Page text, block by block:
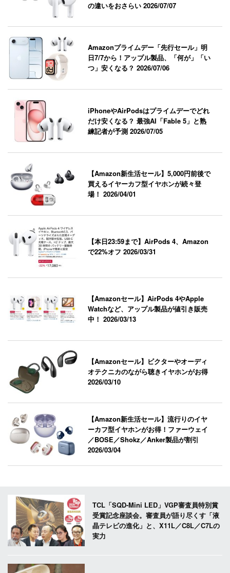
の違いをおさらい2026/07/07
Amazonプライムデー「先行セール」明
日7/7から！アップル製品、「何が」「い
つ」安くなる？2026/07/06
iPhoneやAirPodsはプライムデーでどれ
だけ安くなる？ 最強AI「Fable 5」と熟
練記者が予測2026/07/05
【Amazon新生活セール】5,000円前後で
買えるイヤーカフ型イヤホンが続々登
場！2026/04/01
【本日23:59まで】AirPods 4、Amazon
で22%オフ2026/03/31
【Amazonセール】AirPods 4やApple
Watchなど、アップル製品が値引き販売
中！2026/03/13
【Amazonセール】ビクターやオーディ
オテクニカのながら聴きイヤホンがお得
2026/03/10
【Amazon新生活セール】流行りのイヤ
ーカフ型イヤホンがお得！ファーウェイ
／BOSE／Shokz／Anker製品が割引
2026/03/04
TCL「SQD-Mini LED」VGP審査員特別賞
受賞記念座談会。審査員が語り尽くす「液
晶テレビの進化」と、X11L／C8L／C7Lの
実力